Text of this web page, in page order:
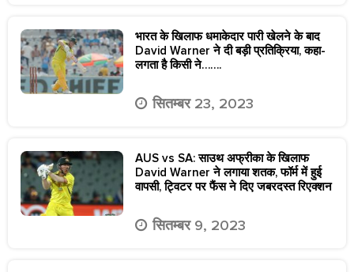
भारत के खिलाफ धमाकेदार पारी खेलने के बाद
David Warner ने दी बड़ी प्रतिक्रिया, कहा-
लगता है किसी ने…….
सितम्बर 23, 2023
AUS vs SA: साउथ अफ्रीका के खिलाफ
David Warner ने लगाया शतक, फॉर्म में हुई
वापसी, ट्विटर पर फैंस ने दिए जबरदस्त रिएक्शन
सितम्बर 9, 2023